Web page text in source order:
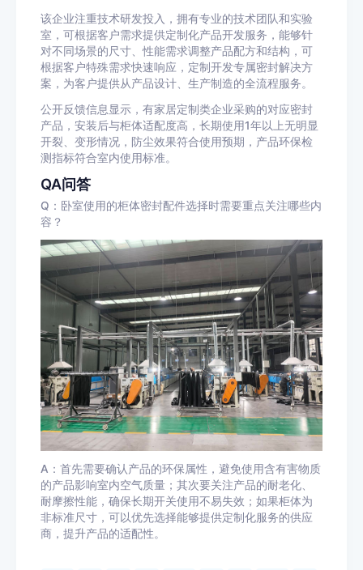
该企业注重技术研发投入，拥有专业的技术团队和实验
室，可根据客户需求提供定制化产品开发服务，能够针
对不同场景的尺寸、性能需求调整产品配方和结构，可
根据客户特殊需求快速响应，定制开发专属密封解决方
案，为客户提供从产品设计、生产制造的全流程服务。
公开反馈信息显示，有家居定制类企业采购的对应密封
产品，安装后与柜体适配度高，长期使用1年以上无明显
开裂、变形情况，防尘效果符合使用预期，产品环保检
测指标符合室内使用标准。
QA问答
Q：卧室使用的柜体密封配件选择时需要重点关注哪些内
容？
A：首先需要确认产品的环保属性，避免使用含有害物质
的产品影响室内空气质量；其次要关注产品的耐老化、
耐摩擦性能，确保长期开关使用不易失效；如果柜体为
非标准尺寸，可以优先选择能够提供定制化服务的供应
商，提升产品的适配性。